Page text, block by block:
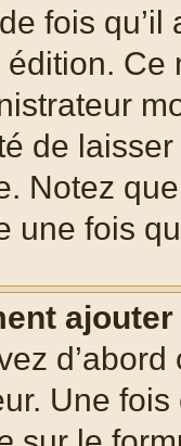
fois
Ce
de
Notez
une fois
Une